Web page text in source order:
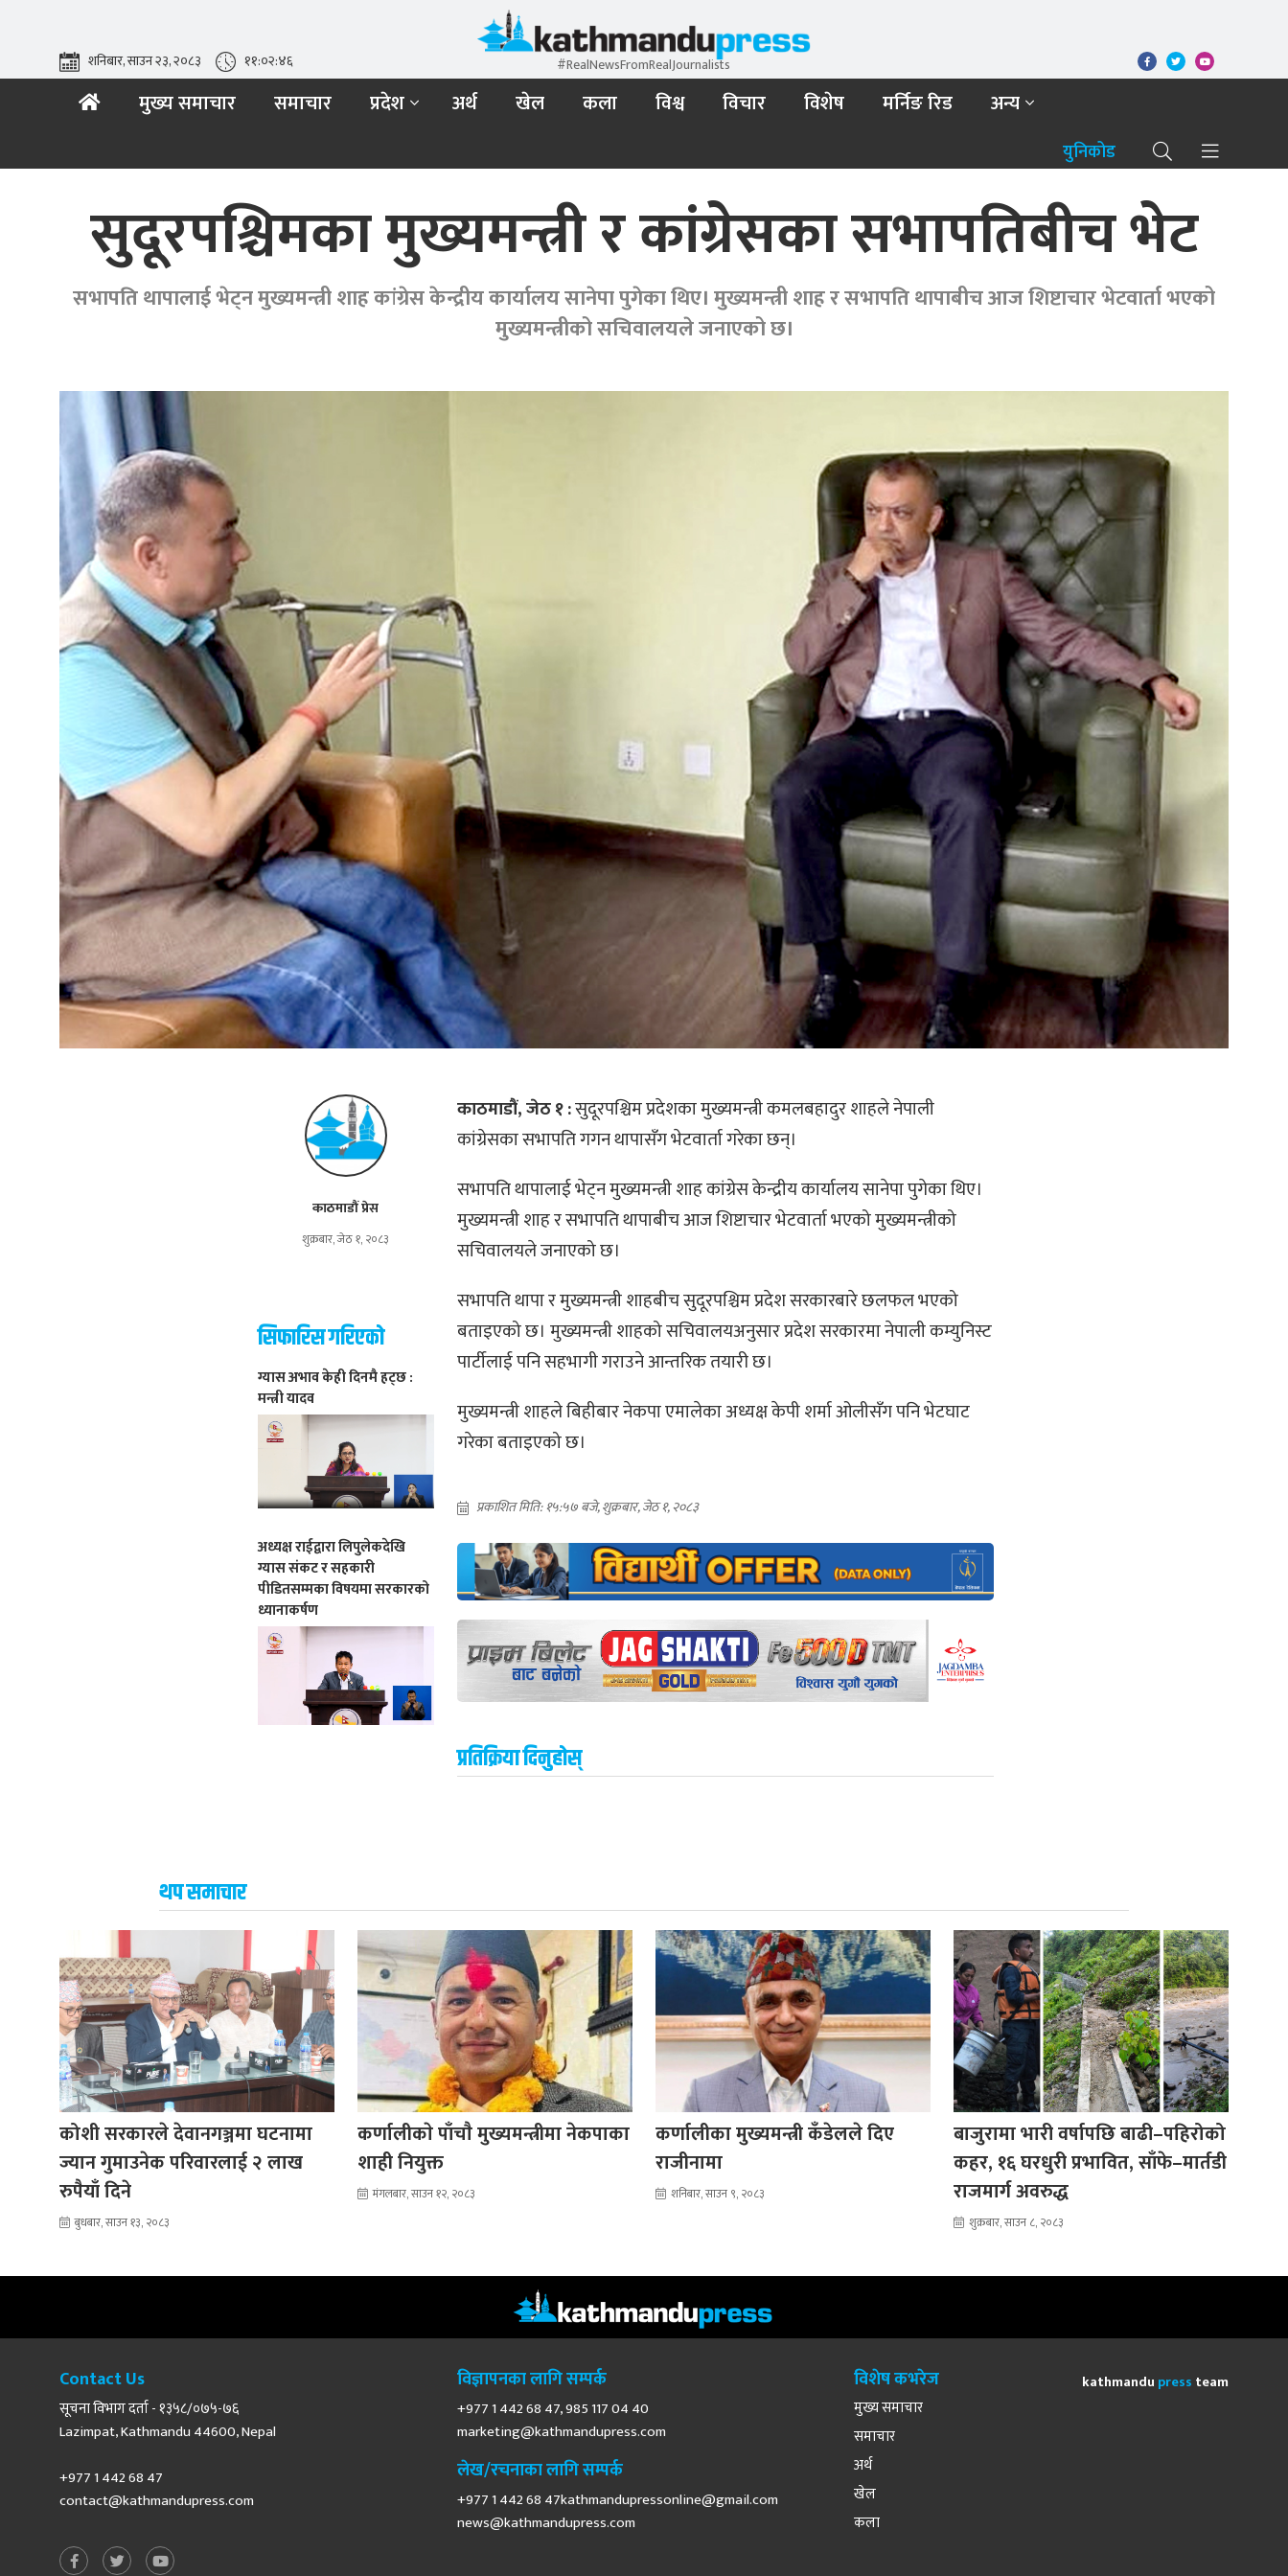
#RealNewsFromRealJournalists
शनिबार, साउन २३, २०८३ ११:०२:४८
मुख्य समाचार समाचार प्रदेश अर्थ खेल कला विश्व विचार विशेष मर्निङ रिड अन्य
युनिकोड
सुदूरपश्चिमका मुख्यमन्त्री र कांग्रेसका सभापतिबीच भेट
सभापति थापालाई भेट्न मुख्यमन्त्री शाह कांग्रेस केन्द्रीय कार्यालय सानेपा पुगेका थिए। मुख्यमन्त्री शाह र सभापति थापाबीच आज शिष्टाचार भेटवार्ता भएको
मुख्यमन्त्रीको सचिवालयले जनाएको छ।
काठमाडौं प्रेस
शुक्रबार, जेठ १, २०८३
सिफारिस गरिएको
ग्यास अभाव केही दिनमै हट्छ :
मन्त्री यादव
अध्यक्ष राईद्वारा लिपुलेकदेखि
ग्यास संकट र सहकारी
पीडितसम्मका विषयमा सरकारको
ध्यानाकर्षण
काठमाडौं, जेठ १ :सुदूरपश्चिम प्रदेशका मुख्यमन्त्री कमलबहादुर शाहले नेपाली
कांग्रेसका सभापति गगन थापासँग भेटवार्ता गरेका छन्।
सभापति थापालाई भेट्न मुख्यमन्त्री शाह कांग्रेस केन्द्रीय कार्यालय सानेपा पुगेका थिए।
मुख्यमन्त्री शाह र सभापति थापाबीच आज शिष्टाचार भेटवार्ता भएको मुख्यमन्त्रीको
सचिवालयले जनाएको छ।
सभापति थापा र मुख्यमन्त्री शाहबीच सुदूरपश्चिम प्रदेश सरकारबारे छलफल भएको
बताइएको छ। मुख्यमन्त्री शाहको सचिवालयअनुसार प्रदेश सरकारमा नेपाली कम्युनिस्ट
पार्टीलाई पनि सहभागी गराउने आन्तरिक तयारी छ।
मुख्यमन्त्री शाहले बिहीबार नेकपा एमालेका अध्यक्ष केपी शर्मा ओलीसँग पनि भेटघाट
गरेका बताइएको छ।
प्रकाशित मिति: १५:५७ बजे, शुक्रबार, जेठ १, २०८३
प्रतिक्रिया दिनुहोस्
थप समाचार
कोशी सरकारले देवानगञ्जमा घटनामा
ज्यान गुमाउनेक परिवारलाई २ लाख
रुपैयाँ दिने
बुधबार, साउन १३, २०८३
कर्णालीकाे पाँचाै मुख्यमन्त्रीमा नेकपाका
शाही नियुक्त
मंगलबार, साउन १२, २०८३
कर्णालीका मुख्यमन्त्री कँडेलले दिए
राजीनामा
शनिबार, साउन ९, २०८३
बाजुरामा भारी वर्षापछि बाढी–पहिरोको
कहर, १६ घरधुरी प्रभावित, साँफे–मार्तडी
राजमार्ग अवरुद्ध
शुक्रबार, साउन ८, २०८३
Contact Us
सूचना विभाग दर्ता - १३५८/०७५-७६
Lazimpat, Kathmandu 44600, Nepal
+977 1 442 68 47
contact@kathmandupress.com
विज्ञापनका लागि सम्पर्क
+977 1 442 68 47, 985 117 04 40
marketing@kathmandupress.com
लेख/रचनाका लागि सम्पर्क
+977 1 442 68 47kathmandupressonline@gmail.com
news@kathmandupress.com
विशेष कभरेज
मुख्य समाचार
समाचार
अर्थ
खेल
कला
kathmandu press team